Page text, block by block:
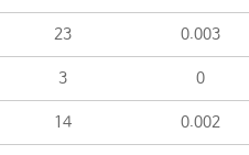
23 0.003
3 0
14 0.002